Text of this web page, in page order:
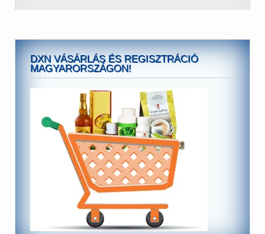
DXN VÁSÁRLÁS ÉS REGISZTRÁCIÓ
MAGYARORSZÁGON!